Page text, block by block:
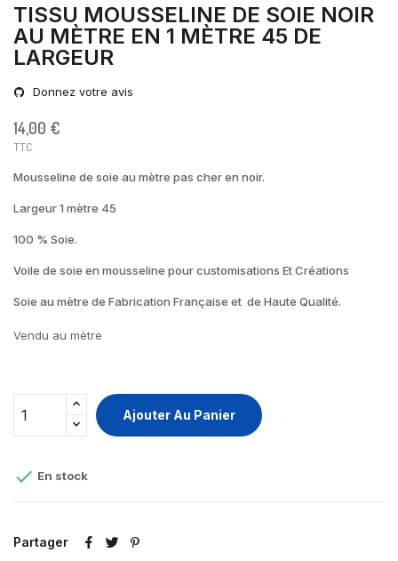
TISSU MOUSSELINE DE SOIE NOIR
AU MÈTRE EN 1 MÈTRE 45 DE
LARGEUR
Donnez votre avis
14,00 €
TTC
Mousseline de soie au mètre pas cher en noir.
Largeur 1 mètre 45
100 % Soie.
Voile de soie en mousseline pour customisations Et Créations
Soie au mètre de Fabrication Française et de Haute Qualité.
Vendu au mètre
Ajouter Au Panier
 En stock
Partager